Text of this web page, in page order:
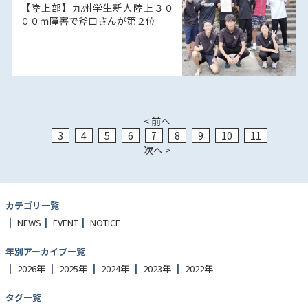
【陸上部】九州学生新人陸上３０
００ｍ障害で斧口さんが第２位
< 前へ
3
4 5 6 7 8 9 10
11
次へ >
カテゴリ一覧
NEWS
EVENT NOTICE
年別アーカイブ一覧
2026年
2025年 2024年 2023年 2022年
タグ一覧